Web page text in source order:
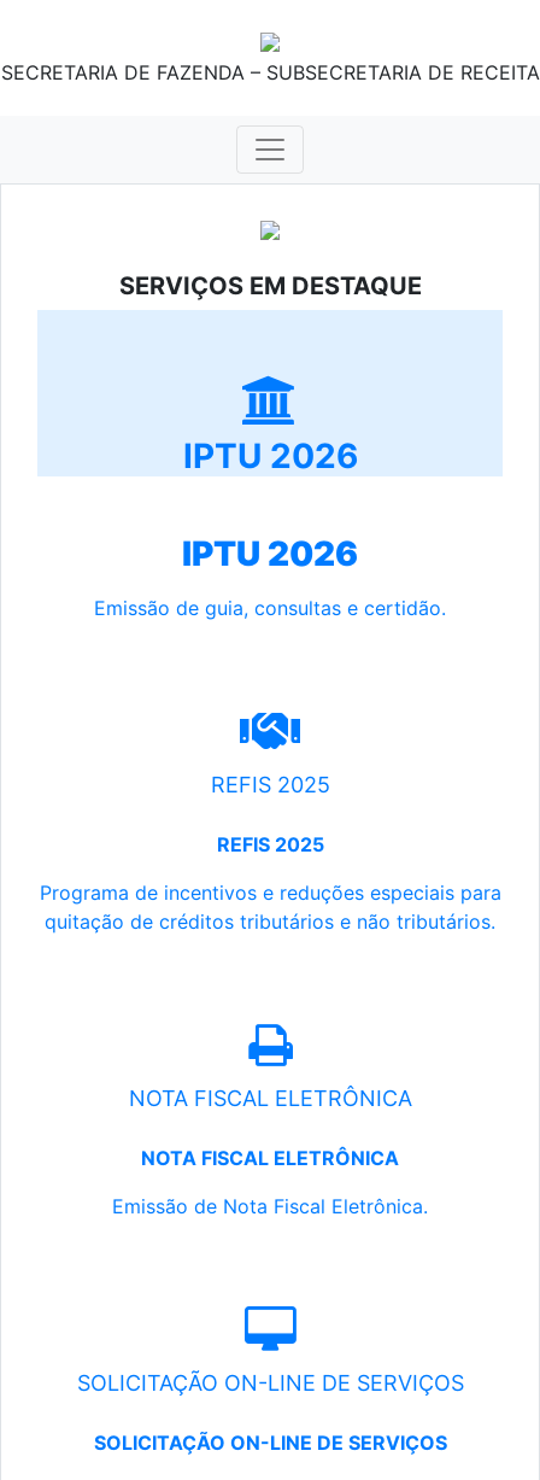
SECRETARIA DE FAZENDA – SUBSECRETARIA DE RECEITA
SERVIÇOS EM DESTAQUE
IPTU 2026
IPTU 2026
Emissão de guia, consultas e certidão.
REFIS 2025
REFIS 2025
Programa de incentivos e reduções especiais para
quitação de créditos tributários e não tributários.
NOTA FISCAL ELETRÔNICA
NOTA FISCAL ELETRÔNICA
Emissão de Nota Fiscal Eletrônica.
SOLICITAÇÃO ON-LINE DE SERVIÇOS
SOLICITAÇÃO ON-LINE DE SERVIÇOS